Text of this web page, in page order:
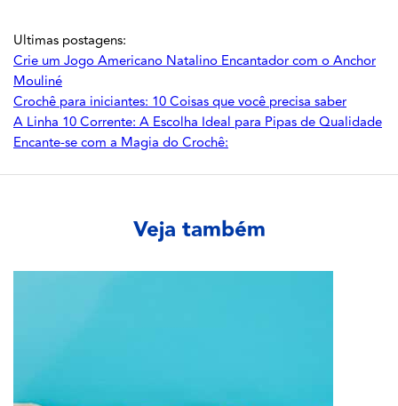
Ultimas postagens:
Crie um Jogo Americano Natalino Encantador com o Anchor
Mouliné
Crochê para iniciantes: 10 Coisas que você precisa saber
A Linha 10 Corrente: A Escolha Ideal para Pipas de Qualidade
Encante-se com a Magia do Crochê:
Veja também